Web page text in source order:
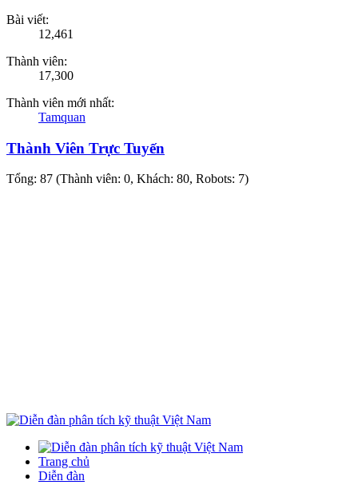
Bài viết:
12,461
Thành viên:
17,300
Thành viên mới nhất:
Tamquan
Thành Viên Trực Tuyến
Tổng: 87 (Thành viên: 0, Khách: 80, Robots: 7)
Trang chủ
Diễn đàn